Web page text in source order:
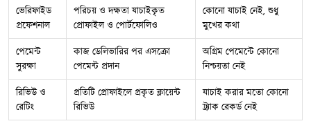
ভেরিফাইড
প্রফেশনাল
পরিচয় ও দক্ষতা যাচাইকৃত
প্রোফাইল ও পোর্টফোলিও
কোনো যাচাই নেই, শুধু
মুখের কথা
পেমেন্ট
সুরক্ষা
কাজ ডেলিভারির পর এসক্রো
পেমেন্ট প্রদান
অগ্রিম পেমেন্টে কোনো
নিশ্চয়তা নেই
রিভিউ ও
রেটিং
প্রতিটি প্রোফাইলে প্রকৃত ক্লায়েন্ট
রিভিউ
যাচাই করার মতো কোনো
ট্র্যাক রেকর্ড নেই